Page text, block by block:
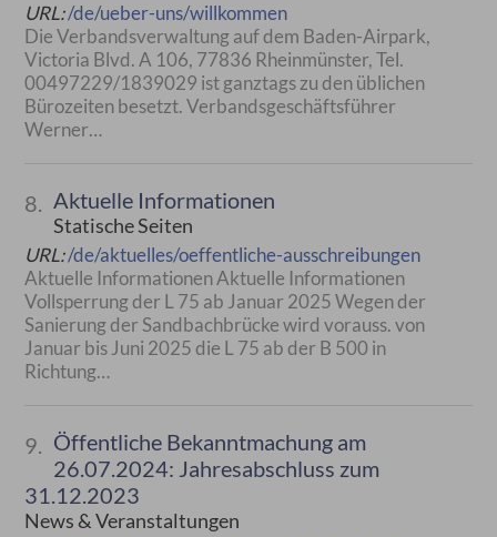
URL:/de/ueber-uns/willkommen
Die Verbandsverwaltung auf dem Baden-Airpark,
Victoria Blvd. A 106, 77836 Rheinmünster, Tel.
00497229/1839029 ist ganztags zu den üblichen
Bürozeiten besetzt. Verbandsgeschäftsführer
Werner…
8. Aktuelle Informationen
Statische Seiten
URL:/de/aktuelles/oeffentliche-ausschreibungen
Aktuelle Informationen Aktuelle Informationen
Vollsperrung der L 75 ab Januar 2025 Wegen der
Sanierung der Sandbachbrücke wird vorauss. von
Januar bis Juni 2025 die L 75 ab der B 500 in
Richtung…
9. Öffentliche Bekanntmachung am
26.07.2024: Jahresabschluss zum
31.12.2023
News & Veranstaltungen